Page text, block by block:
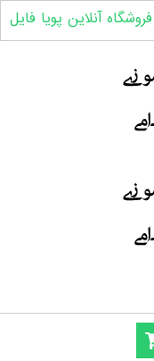
فروشگاه آنلاین پویا فایل